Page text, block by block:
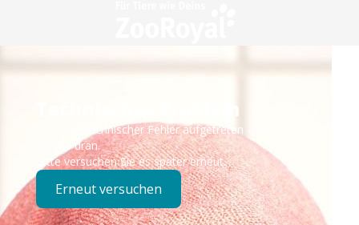
Technisches Problem
Es ist ein technischer Fehler aufgetreten – wir sind
bereits dran.
Bitte versuchen Sie es später erneut.
Erneut versuchen